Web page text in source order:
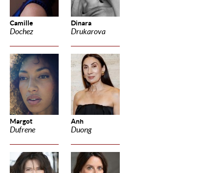
Camille
Dochez
Dinara
Drukarova
Margot
Dufrene
Anh
Duong